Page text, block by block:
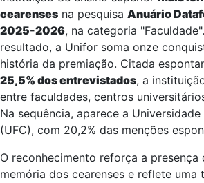
cearenses na pesquisa Anuário
2025-2026, na categoria
resultado, a Unifor soma onze
história da premiação. Citada
25,5% dos entrevistados, a
entre faculdades, centros
Na sequência, aparece a
(UFC), com 20,2% das menções
O reconhecimento reforça a presença
memória dos cearenses e reflete uma